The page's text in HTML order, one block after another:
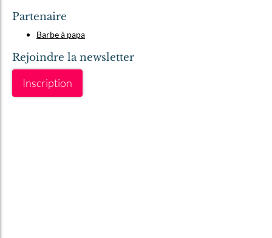
Partenaire
Barbe à papa
Rejoindre la newsletter
Inscription